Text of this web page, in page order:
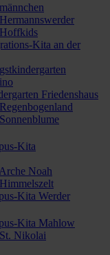
Kita an der
Friedenshaus
Kita
Noah
Kita Werder
Kita Mahlow
Nikolai